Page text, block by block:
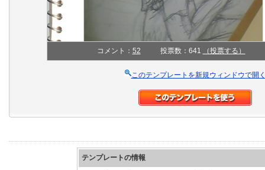
コメント： 52 投票数：641 （投票する）
このテンプレートを新規ウィンドウで開
テンプレートの情報